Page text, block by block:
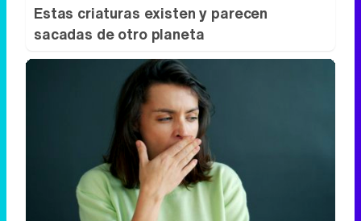
Estas criaturas existen y parecen
sacadas de otro planeta